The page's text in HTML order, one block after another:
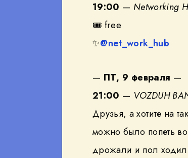
19:00 — Networking
🎟 free
✨@net_work_hub
— ПТ, 9 февраля —
21:00 — VOZDUH
Друзья, а хотите на
можно было попеть во
дрожали и пол